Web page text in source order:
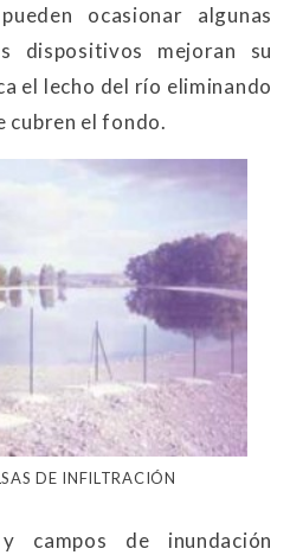
ocasionar algunas
dispositivos mejoran su
el lecho del río eliminando
cubren el fondo.
DE INFILTRACIÓN
campos de inundación